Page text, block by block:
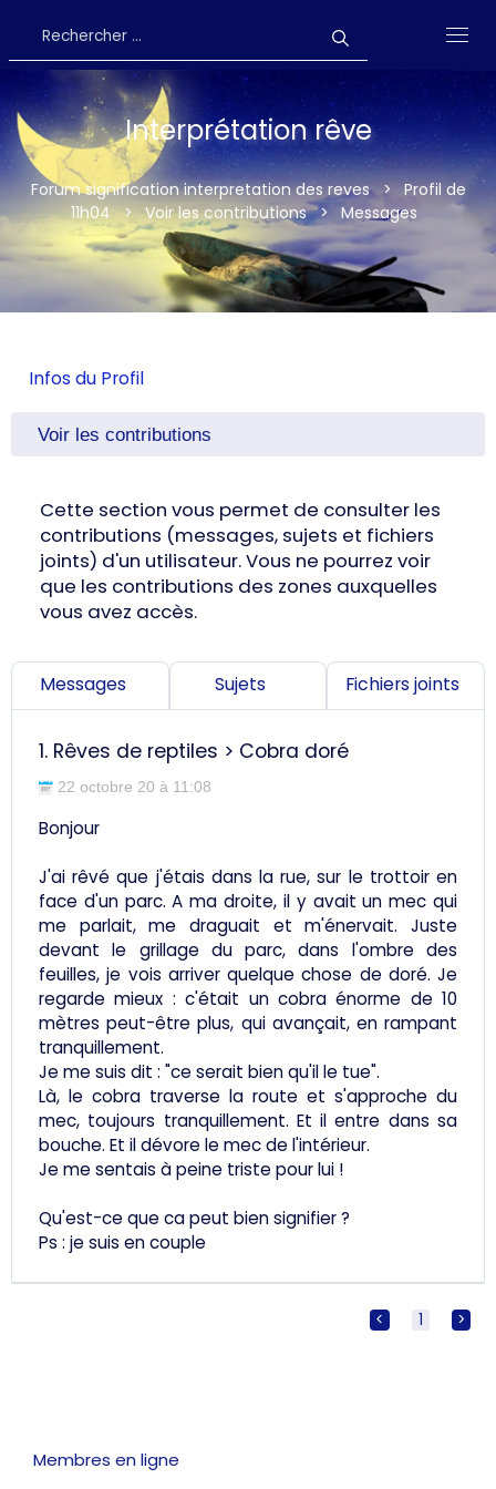
Interprétation rêve
Forum signification interpretation des reves> Profil de
11h04> Voir les contributions> Messages
Infos du Profil
Voir les contributions
Cette section vous permet de consulter les
contributions (messages, sujets et fichiers
joints) d'un utilisateur. Vous ne pourrez voir
que les contributions des zones auxquelles
vous avez accès.
Messages Sujets Fichiers joints
1. Rêves de reptiles > Cobra doré
22 octobre 20 à 11:08
Bonjour
J'ai rêvé que j'étais dans la rue, sur le trottoir en
face d'un parc. A ma droite, il y avait un mec qui
me parlait, me draguait et m'énervait. Juste
devant le grillage du parc, dans l'ombre des
feuilles, je vois arriver quelque chose de doré. Je
regarde mieux : c'était un cobra énorme de 10
mètres peut-être plus, qui avançait, en rampant
tranquillement.
Je me suis dit : "ce serait bien qu'il le tue".
Là, le cobra traverse la route et s'approche du
mec, toujours tranquillement. Et il entre dans sa
bouche. Et il dévore le mec de l'intérieur.
Je me sentais à peine triste pour lui !
Qu'est-ce que ca peut bien signifier ?
Ps : je suis en couple
< 1 >
Membres en ligne